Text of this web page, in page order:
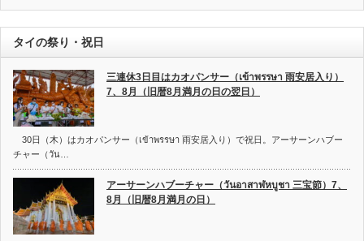
タイの祭り・祝日
三連休3日目はカオパンサー（เข้าพรรษา 雨安居入り）
7、8月（旧暦8月満月の日の翌日）
30日（木）はカオパンサー（เข้าพรรษา 雨安居入り）で祝日。アーサーンハブー
チャー（วัน…
アーサーンハブーチャー（วันอาสาฬหบูชา 三宝節）7、
8月（旧暦8月満月の日）